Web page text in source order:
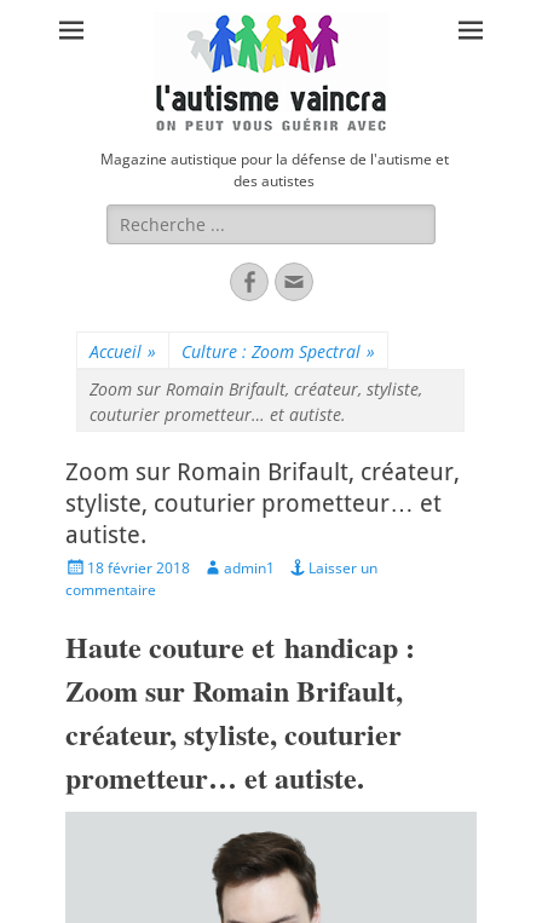
Magazine autistique pour la défense de l'autisme et
des autistes
Rechercher :
FacebookAdresse
de
Accueil » Culture : Zoom Spectral »
Zoom sur Romain Brifault, créateur, styliste,
couturier prometteur… et autiste.
Zoom sur Romain Brifault, créateur,
styliste, couturier prometteur… et
autiste.
Posted
on
18 février 2018 Author
admin1
Laisser un
commentaire
Haute couture et handicap :
Zoom sur Romain Brifault,
créateur, styliste, couturier
prometteur… et autiste.